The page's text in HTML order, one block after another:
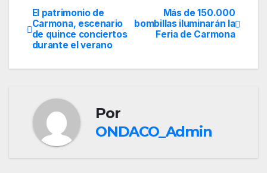
Navegación
de
entradas
Más de 150.000
bombillas iluminarán la
Feria de Carmona
El patrimonio de
Carmona, escenario
de quince conciertos
durante el verano
Por
ONDACO_Admin